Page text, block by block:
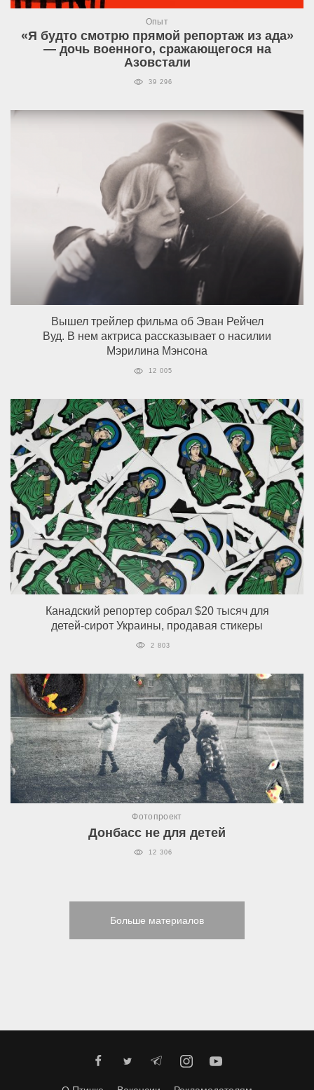
Опыт
«Я будто смотрю прямой репортаж из ада»
— дочь военного, сражающегося на
Азовстали
39 296
Вышел трейлер фильма об Эван Рейчел
Вуд. В нем актриса рассказывает о насилии
Мэрилина Мэнсона
12 005
Канадский репортер собрал $20 тысяч для
детей-сирот Украины, продавая стикеры
2 803
Фотопроект
Донбасс не для детей
12 306
Больше материалов